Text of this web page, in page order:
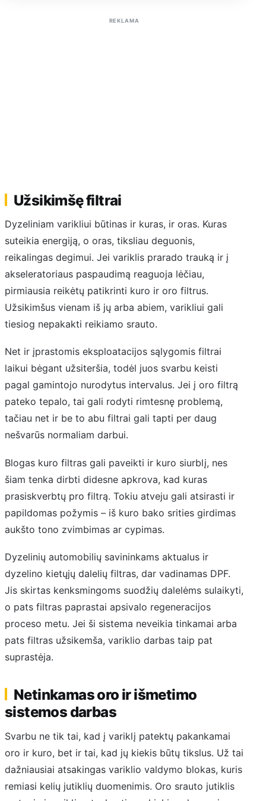
REKLAMA
Užsikimšę filtrai
Dyzeliniam varikliui būtinas ir kuras, ir oras. Kuras
suteikia energiją, o oras, tiksliau deguonis,
reikalingas degimui. Jei variklis prarado trauką ir į
akseleratoriaus paspaudimą reaguoja lėčiau,
pirmiausia reikėtų patikrinti kuro ir oro filtrus.
Užsikimšus vienam iš jų arba abiem, varikliui gali
tiesiog nepakakti reikiamo srauto.
Net ir įprastomis eksploatacijos sąlygomis filtrai
laikui bėgant užsiteršia, todėl juos svarbu keisti
pagal gamintojo nurodytus intervalus. Jei į oro filtrą
pateko tepalo, tai gali rodyti rimtesnę problemą,
tačiau net ir be to abu filtrai gali tapti per daug
nešvarūs normaliam darbui.
Blogas kuro filtras gali paveikti ir kuro siurblį, nes
šiam tenka dirbti didesne apkrova, kad kuras
prasiskverbtų pro filtrą. Tokiu atveju gali atsirasti ir
papildomas požymis – iš kuro bako srities girdimas
aukšto tono zvimbimas ar cypimas.
Dyzelinių automobilių savininkams aktualus ir
dyzelino kietųjų dalelių filtras, dar vadinamas DPF.
Jis skirtas kenksmingoms suodžių dalelėms sulaikyti,
o pats filtras paprastai apsivalo regeneracijos
proceso metu. Jei ši sistema neveikia tinkamai arba
pats filtras užsikemša, variklio darbas taip pat
suprastėja.
Netinkamas oro ir išmetimo
sistemos darbas
Svarbu ne tik tai, kad į variklį patektų pakankamai
oro ir kuro, bet ir tai, kad jų kiekis būtų tikslus. Už tai
dažniausiai atsakingas variklio valdymo blokas, kuris
remiasi kelių jutiklių duomenimis. Oro srauto jutiklis